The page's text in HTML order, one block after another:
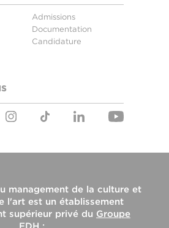
Admissions
Documentation
Candidature
management de la culture et
l'artest un établissement
supérieur privé du Groupe